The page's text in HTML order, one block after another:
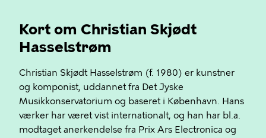
Kort om Christian Skjødt
Hasselstrøm
Christian Skjødt Hasselstrøm (f. 1980) er kunstner
og komponist, uddannet fra Det Jyske
Musikkonservatorium og baseret i København. Hans
værker har været vist internationalt, og han har bl.a.
modtaget anerkendelse fra Prix Ars Electronica og